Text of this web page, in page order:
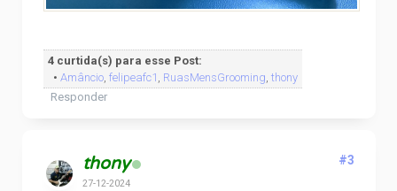
4 curtida(s) para esse Post:
• Amâncio, felipeafc1 , RuasMensGrooming, thony
Responder
thony
27-12-2024
#3